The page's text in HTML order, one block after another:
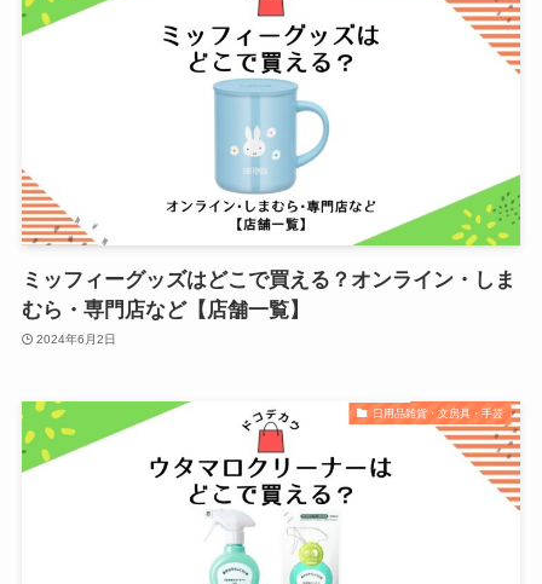
ミッフィーグッズはどこで買える？オンライン・しま
むら・専門店など【店舗一覧】
2024年6月2日
日用品雑貨・文房具・手芸